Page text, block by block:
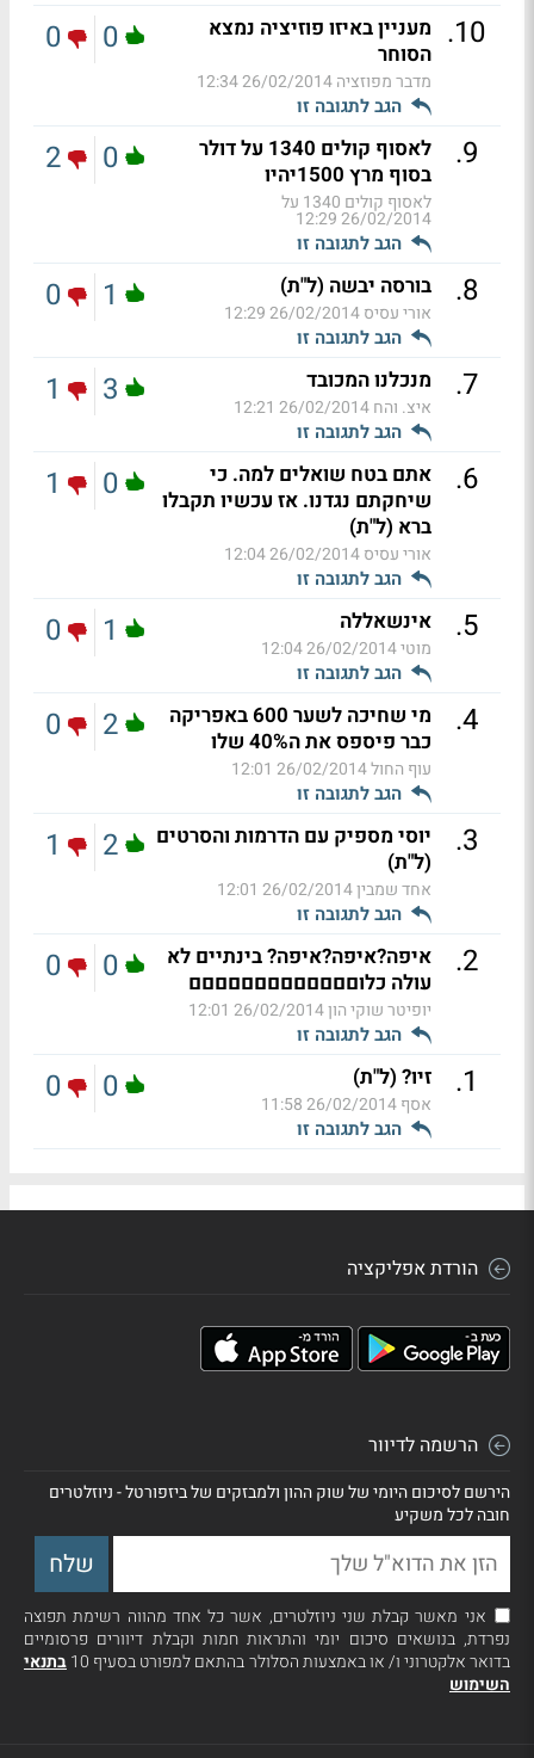
10
. מעניין באיזו פוזיציה נמצא
הסוחר
מדבר מפוזציה26/02/2014 12:34
הגב לתגובה זו
0
0
9
.
לאסוף קולים 1340 על דולר
בסוף מרץ 1500יהיו
לאסוף קולים 1340 על
26/02/2014 12:29
הגב לתגובה זו
0
2
8
. בורסה יבשה (ל"ת)
אורי עסיס26/02/2014 12:29
הגב לתגובה זו
1
0
7
. מנכלנו המכובד
איצ. והח26/02/2014 12:21
הגב לתגובה זו
3
1
6
.
אתם בטח שואלים למה. כי
שיחקתם נגדנו. אז עכשיו תקבלו
ברא (ל"ת)
אורי עסיס26/02/2014 12:04
הגב לתגובה זו
0
1
5
. אינשאללה
מוטי26/02/2014 12:04
הגב לתגובה זו
1
0
4
.
מי שחיכה לשער 600 באפריקה
כבר פיספס את ה40% שלו
עוף החול26/02/2014 12:01
הגב לתגובה זו
2
0
3
.
יוסי מספיק עם הדרמות והסרטים
(ל"ת)
אחד שמבין26/02/2014 12:01
הגב לתגובה זו
2
1
2
.
איפה?איפה?איפה? בינתיים לא
עולה כלוםםםםםםםםםםםםם
יופיטר שוקי הון26/02/2014 12:01
הגב לתגובה זו
0
0
1
. זיו? (ל"ת)
אסף26/02/2014 11:58
הגב לתגובה זו
0
0
הורדת אפליקציה
הרשמה לדיוור
הירשם לסיכום היומי של שוק ההון ולמבזקים של ביזפורטל - ניוזלטרים
חובה לכל משקיע
אני מאשר קבלת שני ניוזלטרים, אשר כל אחד מהווה רשימת תפוצה
נפרדת, בנושאים סיכום יומי והתראות חמות וקבלת דיוורים פרסומיים
בדואר אלקטרוני ו/ או באמצעות הסלולר בהתאם למפורט בסעיף 10
בתנאי
השימוש